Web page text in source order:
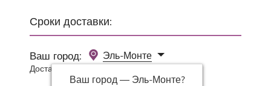
Сроки доставки:
Ваш город:
Эль-Монте
Ваш город — Эль-Монте?
Доставка 0 руб при заказе от 3000 руб.